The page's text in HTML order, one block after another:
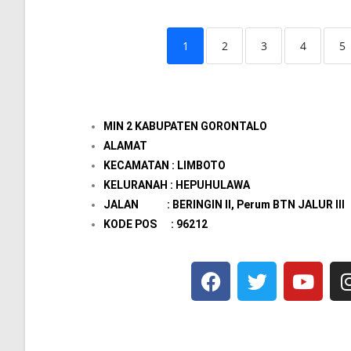
1 2 3 4 5
MIN 2 KABUPATEN GORONTALO
ALAMAT
KECAMATAN : LIMBOTO
KELURANAH : HEPUHULAWA
JALAN : BERINGIN II, Perum BTN JALUR III
KODE POS : 96212